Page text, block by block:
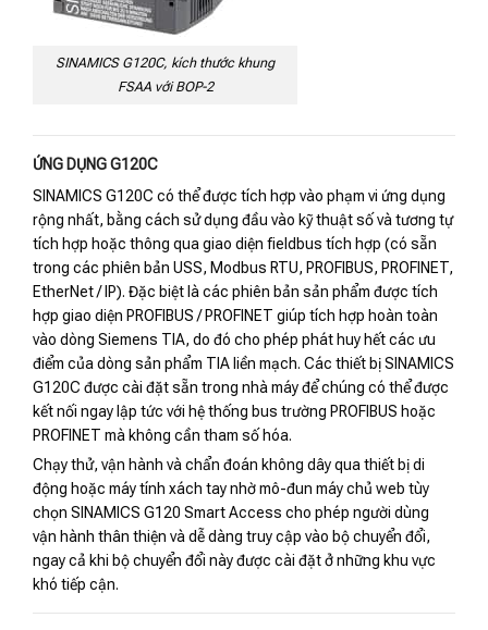
SINAMICS G120C, kích thước khung
FSAA với BOP-2
ỨNG DỤNG G120C
SINAMICS G120C có thể được tích hợp vào phạm vi ứng dụng
rộng nhất, bằng cách sử dụng đầu vào kỹ thuật số và tương tự
tích hợp hoặc thông qua giao diện fieldbus tích hợp (có sẵn
trong các phiên bản USS, Modbus RTU, PROFIBUS, PROFINET,
EtherNet / IP). Đặc biệt là các phiên bản sản phẩm được tích
hợp giao diện PROFIBUS / PROFINET giúp tích hợp hoàn toàn
vào dòng Siemens TIA, do đó cho phép phát huy hết các ưu
điểm của dòng sản phẩm TIA liền mạch. Các thiết bị SINAMICS
G120C được cài đặt sẵn trong nhà máy để chúng có thể được
kết nối ngay lập tức với hệ thống bus trường PROFIBUS hoặc
PROFINET mà không cần tham số hóa.
Chạy thử, vận hành và chẩn đoán không dây qua thiết bị di
động hoặc máy tính xách tay nhờ mô-đun máy chủ web tùy
chọn SINAMICS G120 Smart Access cho phép người dùng
vận hành thân thiện và dễ dàng truy cập vào bộ chuyển đổi,
ngay cả khi bộ chuyển đổi này được cài đặt ở những khu vực
khó tiếp cận.